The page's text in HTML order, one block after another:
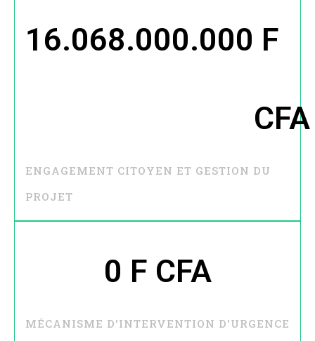
ENGAGEMENT CITOYEN ET GESTION DU
PROJET
16.068.000.000
CFA
MÉCANISME D'INTERVENTION D'URGENCE
0 F CFA